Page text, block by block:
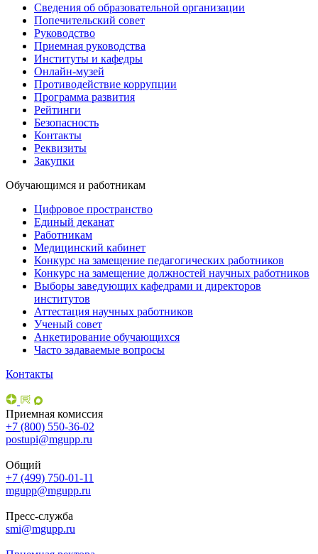
Сведения об образовательной организации
Попечительский совет
Руководство
Приемная руководства
Институты и кафедры
Онлайн-музей
Противодействие коррупции
Программа развития
Рейтинги
Безопасность
Контакты
Реквизиты
Закупки
Обучающимся и работникам
Цифровое пространство
Единый деканат
Работникам
Медицинский кабинет
Конкурс на замещение педагогических работников
Конкурс на замещение должностей научных работников
Выборы заведующих кафедрами и директоров
институтов
Аттестация научных работников
Ученый совет
Анкетирование обучающихся
Часто задаваемые вопросы
Контакты
Приемная комиссия
+7 (800) 550-36-02
postupi@mgupp.ru
Общий
+7 (499) 750-01-11
mgupp@mgupp.ru
Пресс-служба
smi@mgupp.ru